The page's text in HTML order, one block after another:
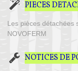
PIECES
Les pièces détachées
NOVOFERM
NOTICES DE